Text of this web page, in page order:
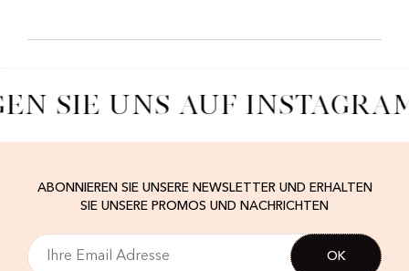
SIE UNS AUF
ABONNIEREN SIE UNSERE NEWSLETTER UND ERHALTEN
SIE UNSERE PROMOS UND NACHRICHTEN